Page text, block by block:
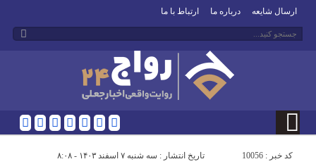
ارسال شایعه درباره ما ارتباط با ما
کد خبر : 10056 تاریخ انتشار : سه شنبه ۷ اسفند ۱۴۰۳ - ۸:۰۸